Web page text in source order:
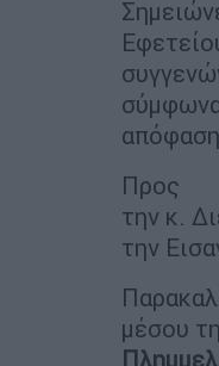
Προς
την κ.
την
μέσου